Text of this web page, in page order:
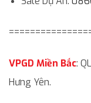
VPGD Miền Bắc:
Hưng Yên.